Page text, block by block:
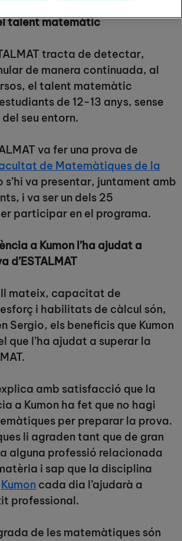
talent matemàtic
tracta de detectar,
de manera continuada, al
el talent matemàtic
de 12-13 anys, sense
seu entorn.
va fer una prova de
de Matemàtiques de la
s’hi va presentar, juntament amb
i va ser un dels 25
participar en el programa.
a Kumon l’ha ajudat a
d’ESTALMAT
mateix, capacitat de
i habilitats de càlcul són,
Sergio, els beneficis que Kumon
que l’ha ajudat a superar la
amb satisfacció que la
a Kumon ha fet que no hagi
per preparar la prova.
li agraden tant que de gran
alguna professió relacionada
i sap que la disciplina
Kumon cada dia l’ajudarà a
professional.
de les matemàtiques són